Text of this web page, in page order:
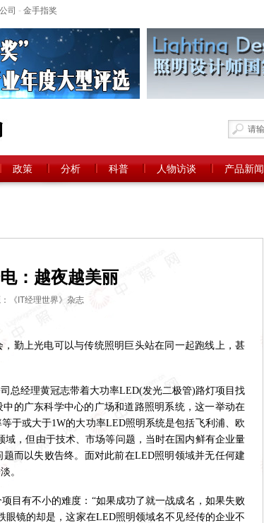
司 - 金手指奖
政策 分析 科普 人物访谈 产品新闻
：越夜越美丽
《IT经理世界》杂志
勤上光电可以与传统照明巨头站在同一起跑线上，甚
经理黄冠志带着大功率LED(发光二极管)路灯项目找
的广东科学中心的广场和道路照明系统，这一举动在
于或大于1W的大功率LED照明系统是包括飞利浦、欧
域，但由于技术、市场等问题，当时在国内鲜有企业量
而以失败告终。面对此前在LED照明领域并无任何建
。
有不小的难度：“如果成功了就一战成名，如果失败
眼镜的却是，这家在LED照明领域名不见经传的企业不